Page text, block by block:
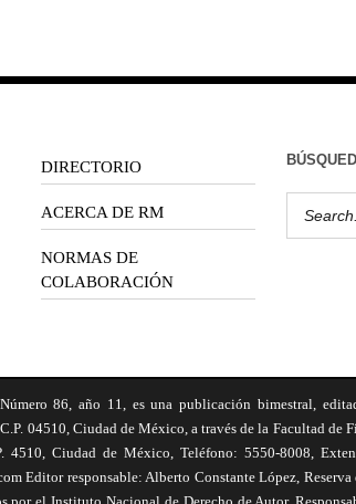
DIRECTORIO
ACERCA DE RM
NORMAS DE
COLABORACIÓN
86, año 11, es una publicación bimestral,
04510, Ciudad de México, a través de la Facultad
4510, Ciudad de México, Teléfono: 5550-8008,
Editor responsable: Alberto Constante López,